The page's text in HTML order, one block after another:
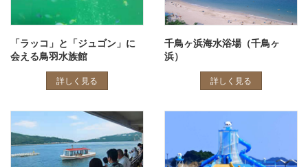
「ラッコ」と「ジュゴン」に
会える鳥羽水族館
詳しく見る
千鳥ヶ浜海水浴場（千鳥ヶ
浜）
詳しく見る